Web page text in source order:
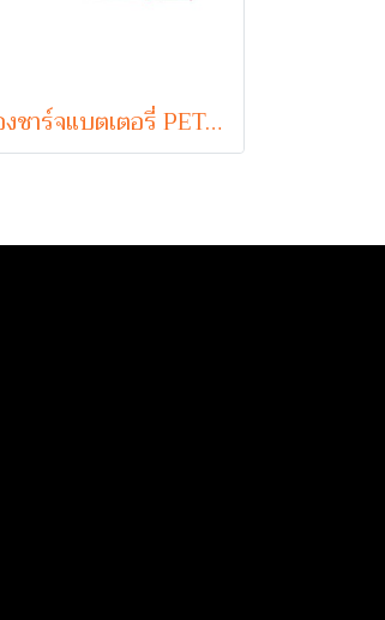
เครื่องชาร์จแบตเตอรี่ PETCH รุ่น P2420 (24V 20A Max)